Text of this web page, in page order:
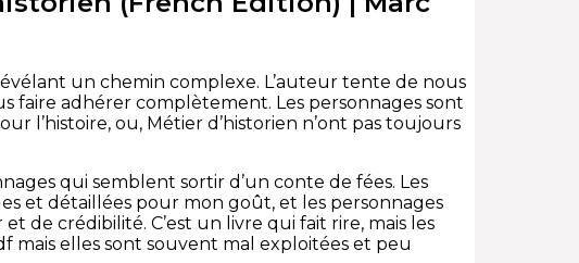
un chemin complexe. L’auteur tente de nous
faire adhérer complètement. Les personnages sont
l’histoire, ou, Métier d’historien n’ont pas toujours
qui semblent sortir d’un conte de fées. Les
et détaillées pour mon goût, et les personnages
de crédibilité. C’est un livre qui fait rire, mais les
mais elles sont souvent mal exploitées et peu